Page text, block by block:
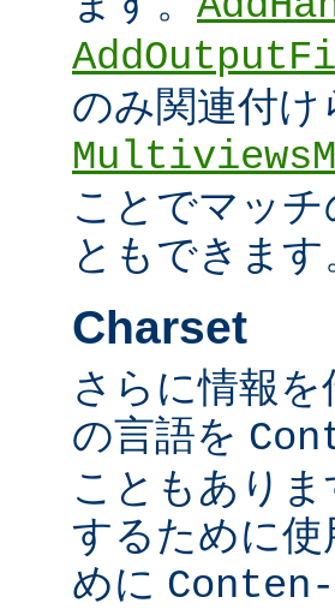
のみ関連付
ことでマッ
ともできます
Charset
さらに情報
の言語を
こともあり
するために
めに